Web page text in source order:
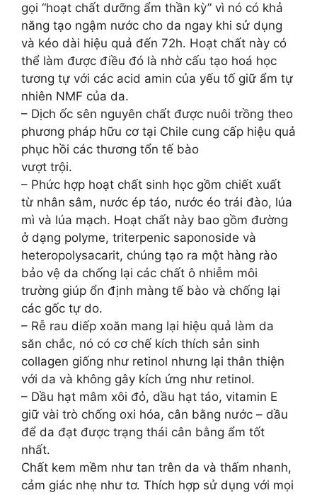
gọi “hoạt chất dưỡng ẩm thần kỳ” vì nó có khả
năng tạo ngậm nước cho da ngay khi sử dụng
và kéo dài hiệu quả đến 72h. Hoạt chất này có
thể làm được điều đó là nhờ cấu tạo hoá học
tương tự với các acid amin của yếu tố giữ ẩm tự
nhiên NMF của da.
– Dịch ốc sên nguyên chất được nuôi trồng theo
phương pháp hữu cơ tại Chile cung cấp hiệu quả
phục hồi các thương tổn tế bào
vượt trội.
– Phức hợp hoạt chất sinh học gồm chiết xuất
từ nhân sâm, nước ép táo, nước éo trái đào, lúa
mì và lúa mạch. Hoạt chất này bao gồm đường
ở dạng polyme, triterpenic saponoside và
heteropolysacarit, chúng tạo ra một hàng rào
bảo vệ da chống lại các chất ô nhiễm môi
trường giúp ổn định màng tế bào và chống lại
các gốc tự do.
– Rễ rau diếp xoăn mang lại hiệu quả làm da
săn chắc, nó có cơ chế kích thích sản sinh
collagen giống như retinol nhưng lại thân thiện
với da và không gây kích ứng như retinol.
– Dầu hạt mâm xôi đỏ, dầu hạt táo, vitamin E
giữ vài trò chống oxi hóa, cân bằng nước – dầu
để da đạt được trạng thái cân bằng ẩm tốt
nhất.
Chất kem mềm như tan trên da và thấm nhanh,
cảm giác nhẹ như tơ. Thích hợp sử dụng với mọi